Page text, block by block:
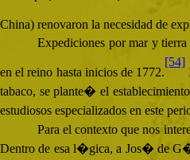
China) renovaron la necesidad de
Expediciones por mar y
en el reino hasta inicios de 1772.
[54]
tabaco, se plante� el
estudiosos especializados en este
Para el contexto que nos
Dentro de esa l�gica, a Jos� de